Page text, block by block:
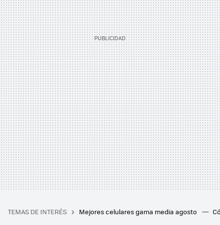
TEMAS DE INTERÉS Mejores celulares gama media agosto